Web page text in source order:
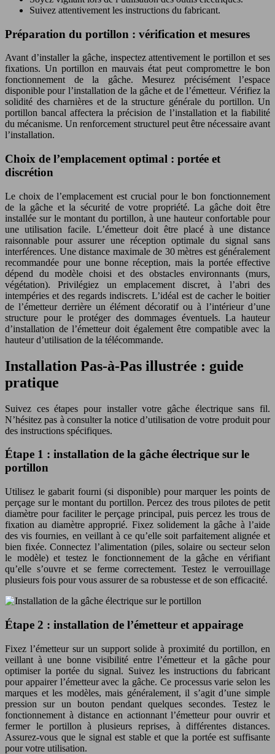
Suivez attentivement les instructions du fabricant.
Préparation du portillon : vérification et mesures
Avant d’installer la gâche, inspectez attentivement le portillon et ses
fixations. Un portillon en mauvais état peut compromettre le bon
fonctionnement de la gâche. Mesurez précisément l’espace
disponible pour l’installation de la gâche et de l’émetteur. Vérifiez la
solidité des charnières et de la structure générale du portillon. Un
portillon bancal affectera la précision de l’installation et la fiabilité
du mécanisme. Un renforcement structurel peut être nécessaire avant
l’installation.
Choix de l’emplacement optimal : portée et
discrétion
Le choix de l’emplacement est crucial pour le bon fonctionnement
de la gâche et la sécurité de votre propriété. La gâche doit être
installée sur le montant du portillon, à une hauteur confortable pour
une utilisation facile. L’émetteur doit être placé à une distance
raisonnable pour assurer une réception optimale du signal sans
interférences. Une distance maximale de 30 mètres est généralement
recommandée pour une bonne réception, mais la portée effective
dépend du modèle choisi et des obstacles environnants (murs,
végétation). Privilégiez un emplacement discret, à l’abri des
intempéries et des regards indiscrets. L’idéal est de cacher le boitier
de l’émetteur derrière un élément décoratif ou à l’intérieur d’une
structure pour le protéger des dommages éventuels. La hauteur
d’installation de l’émetteur doit également être compatible avec la
hauteur d’utilisation de la télécommande.
Installation Pas-à-Pas illustrée : guide
pratique
Suivez ces étapes pour installer votre gâche électrique sans fil.
N’hésitez pas à consulter la notice d’utilisation de votre produit pour
des instructions spécifiques.
Étape 1 : installation de la gâche électrique sur le
portillon
Utilisez le gabarit fourni (si disponible) pour marquer les points de
perçage sur le montant du portillon. Percez des trous pilotes de petit
diamètre pour faciliter le perçage principal, puis percez les trous de
fixation au diamètre approprié. Fixez solidement la gâche à l’aide
des vis fournies, en veillant à ce qu’elle soit parfaitement alignée et
bien fixée. Connectez l’alimentation (piles, solaire ou secteur selon
le modèle) et testez le fonctionnement de la gâche en vérifiant
qu’elle s’ouvre et se ferme correctement. Testez le verrouillage
plusieurs fois pour vous assurer de sa robustesse et de son efficacité.
Étape 2 : installation de l’émetteur et appairage
Fixez l’émetteur sur un support solide à proximité du portillon, en
veillant à une bonne visibilité entre l’émetteur et la gâche pour
optimiser la portée du signal. Suivez les instructions du fabricant
pour appairer l’émetteur avec la gâche. Ce processus varie selon les
marques et les modèles, mais généralement, il s’agit d’une simple
pression sur un bouton pendant quelques secondes. Testez le
fonctionnement à distance en actionnant l’émetteur pour ouvrir et
fermer le portillon à plusieurs reprises, à différentes distances.
Assurez-vous que le signal est stable et que la portée est suffisante
pour votre utilisation.